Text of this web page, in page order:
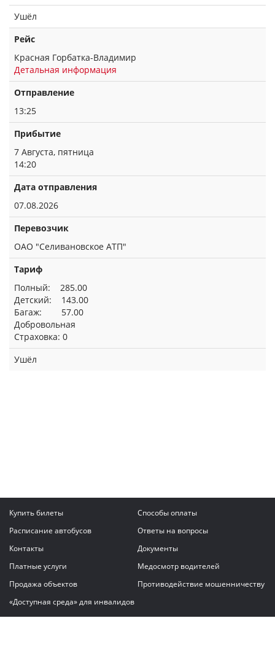
Ушёл
Рейс
Красная Горбатка-Владимир
Детальная информация
Отправление
13:25
Прибытие
7 Августа, пятница
14:20
Дата отправления
07.08.2026
Перевозчик
ОАО "Селивановское АТП"
Тариф
Полный: 285.00
Детский: 143.00
Багаж: 57.00
Добровольная
Страховка: 0
Ушёл
Купить билеты
Способы оплаты
Расписание автобусов
Ответы на вопросы
Контакты
Документы
Платные услуги
Медосмотр водителей
Продажа объектов
Противодействие мошенничеству
«Доступная среда» для инвалидов